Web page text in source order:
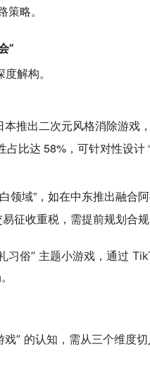
略。
”
解构。
本推出二次元风格消除游戏
比达 58%，可针对性设
领域”，如在中东推出融
征收重税，需提前规划合规
习俗” 主题小游戏，通过
” 的认知，需从三个维度切